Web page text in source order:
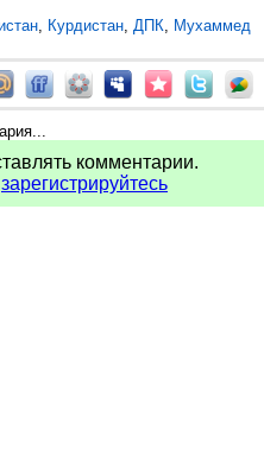
, Курдистан, ДПК, Мухаммед
комментарии.
зарегистрируйтесь